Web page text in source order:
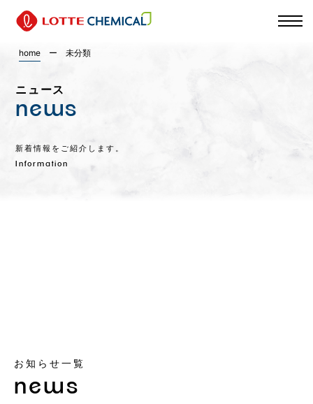
home ー未分類
ニュース
news
新着情報をご紹介します。
Information
お知らせ一覧
news